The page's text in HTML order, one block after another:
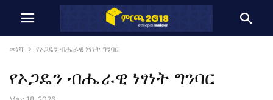
መነሻ የኦጋዴን ብሔራዊ ነፃነት ግንባር
የኦጋዴን ብሔራዊ ነፃነት ግንባር